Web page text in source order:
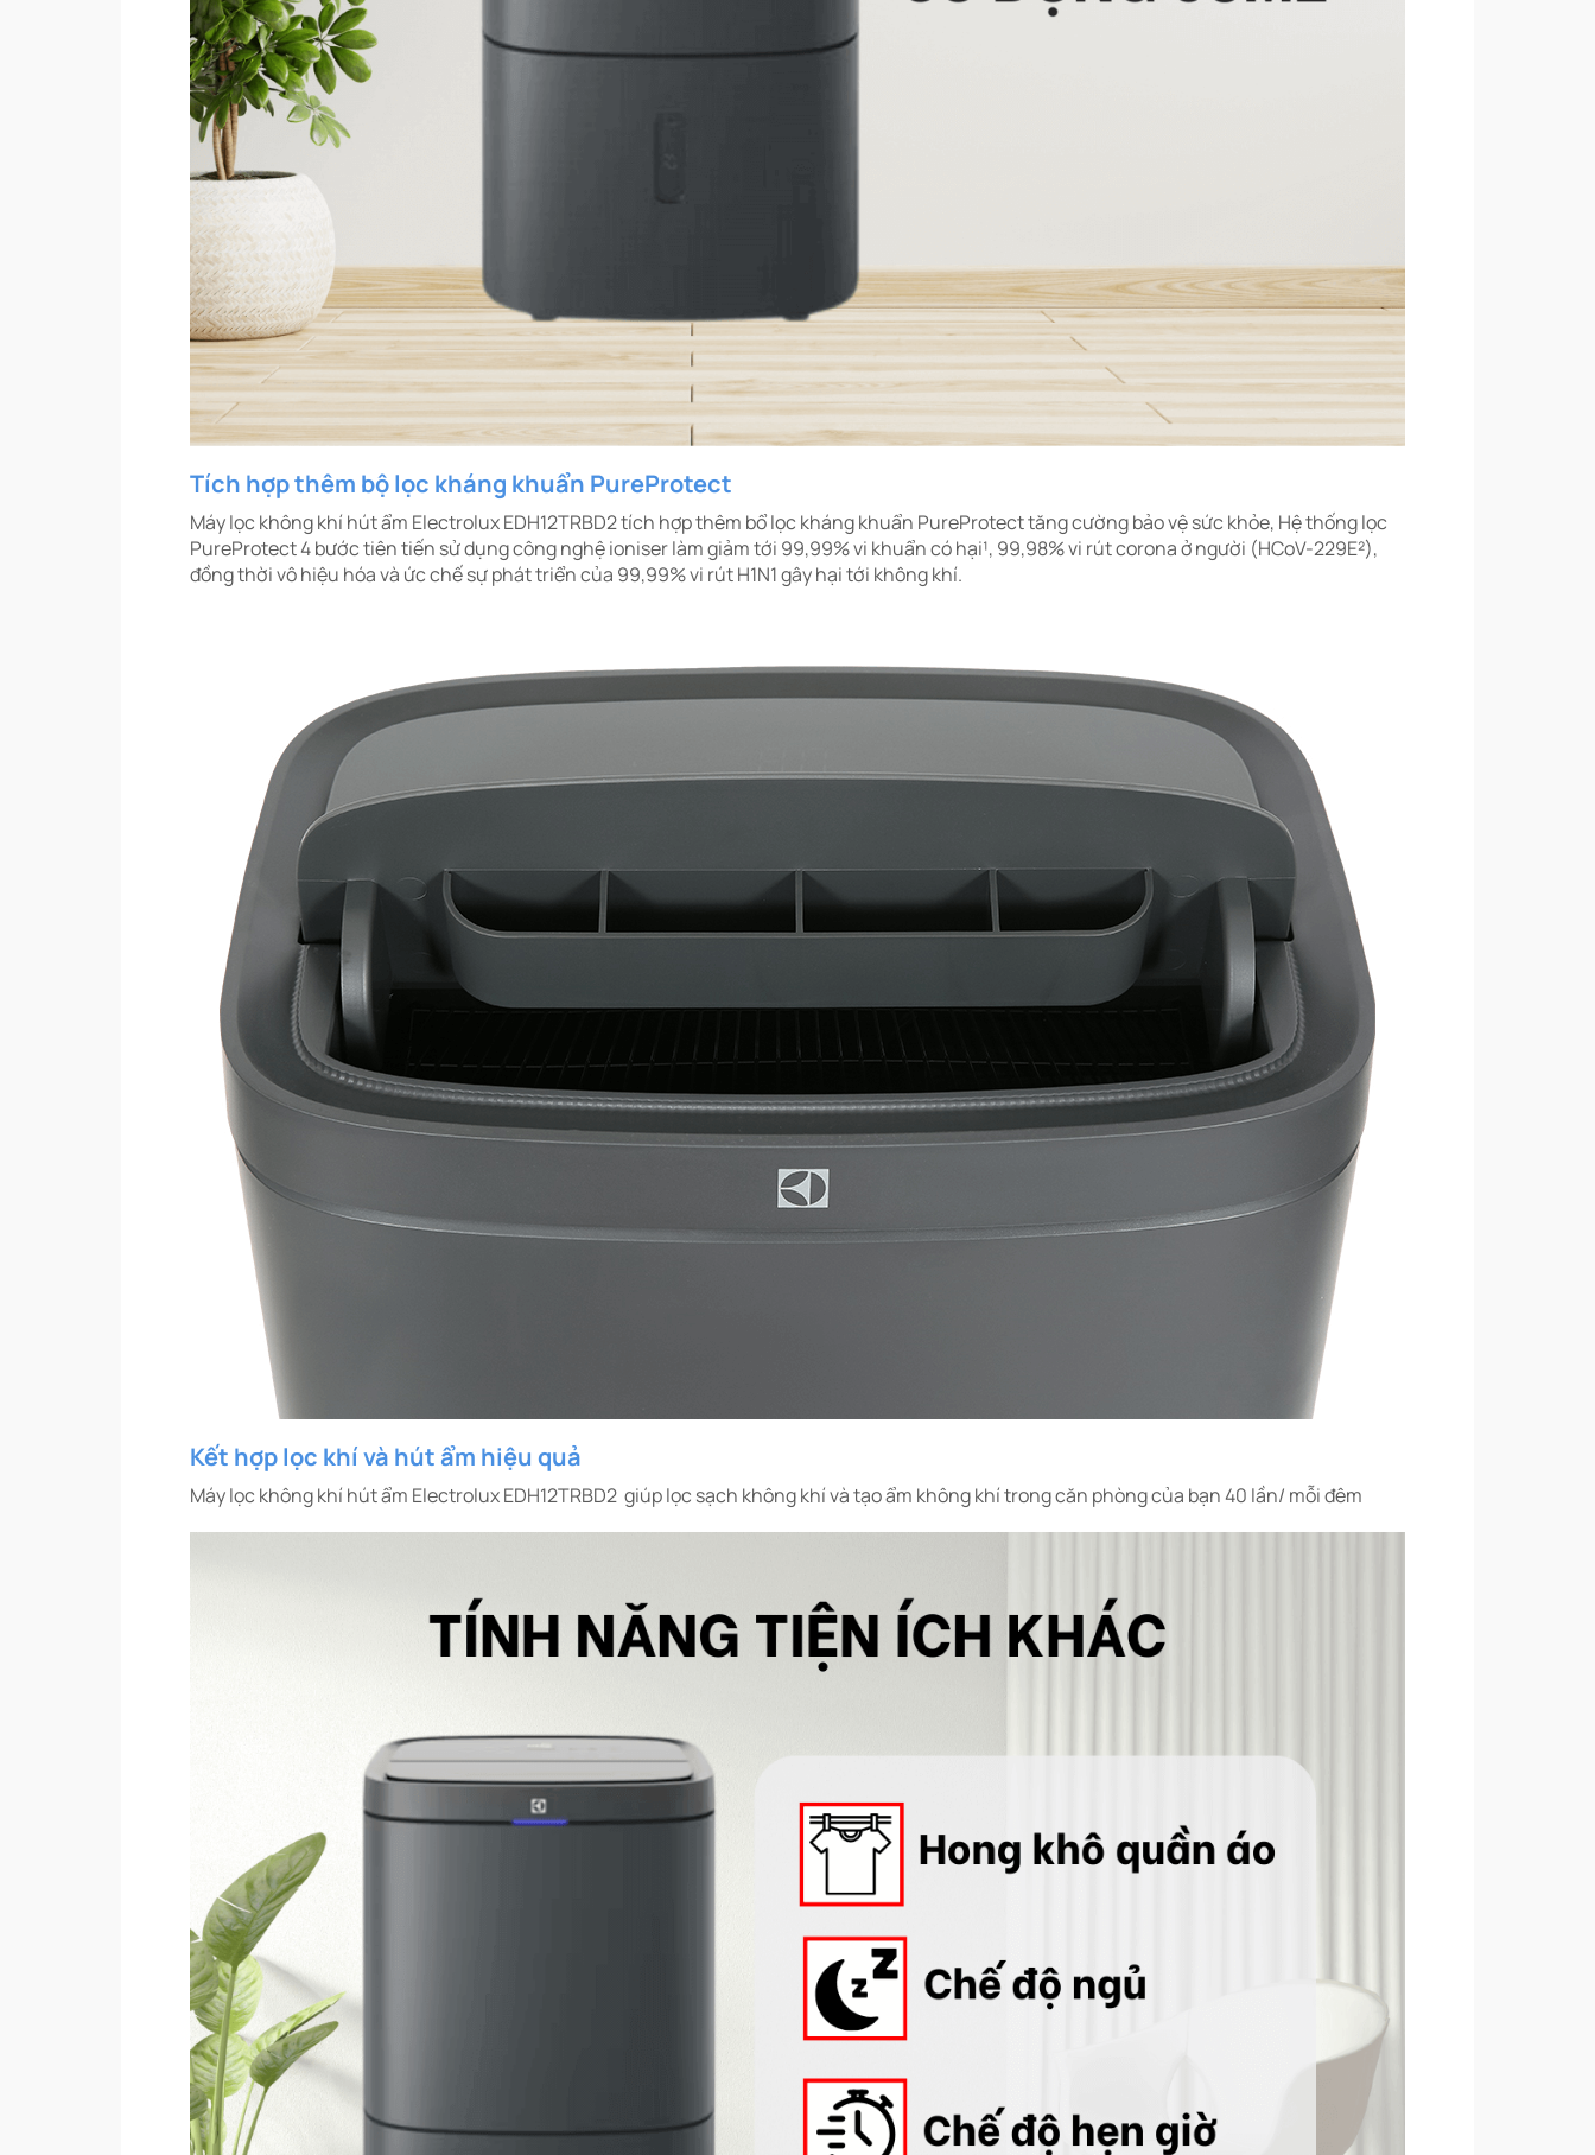
Tích hợp thêm bộ lọc kháng khuẩn PureProtect
Máy lọc không khí hút ẩm Electrolux EDH12TRBD2 tích hợp thêm bổ lọc kháng khuẩn PureProtect tăng cường bảo vệ sức khỏe, Hệ thống lọc
PureProtect 4 bước tiên tiến sử dụng công nghệ ioniser làm giảm tới 99,99% vi khuẩn có hại¹, 99,98% vi rút corona ở người (HCoV-229E²),
đồng thời vô hiệu hóa và ức chế sự phát triển của 99,99% vi rút H1N1 gây hại tới không khí.
Kết hợp lọc khí và hút ẩm hiệu quả
Máy lọc không khí hút ẩm Electrolux EDH12TRBD2 giúp lọc sạch không khí và tạo ẩm không khí trong căn phòng của bạn 40 lần/ mỗi đêm